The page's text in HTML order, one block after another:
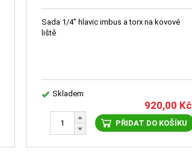
4mm TRX 6-7-8-9-10-15-20-25
Sada 1/4" hlavic imbus a torx na kovové
liště
Skladem
920,00 Kč
PŘIDAT DO KOŠÍKU